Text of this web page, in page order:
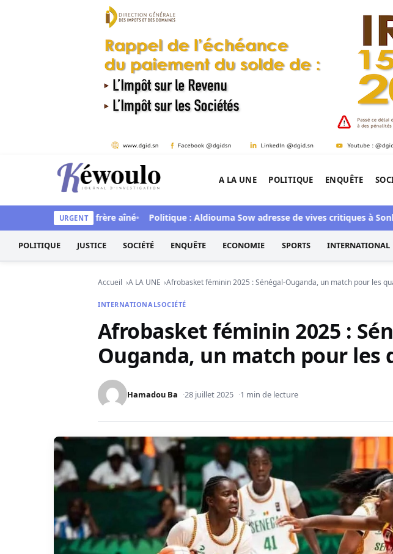
Aller au contenu
Kéwoulo, le premier site d'information et d'investigation de l'Afrique.
A LA UNE POLITIQUE ENQUÊTE
URGENT
son frère aîné Politique : Aldiouma Sow adresse de vives critiques à Sonko et
POLITIQUE JUSTICE SOCIÉTÉ ENQUÊTE ECONOMIE SPORTS INTERNATIONAL
Accueil A LA UNE Afrobasket féminin 2025 : Sénégal-Ouganda, un match pour les
INTERNATIONALSOCIÉTÉ
Afrobasket féminin 2025 :
Ouganda, un match pour les
Hamadou Ba 28 juillet 2025 1 min de lecture